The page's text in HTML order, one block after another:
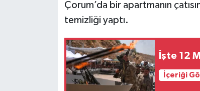
Çorum’da bir apartmanın
temizliği yaptı.
İşte 12
İçeriği